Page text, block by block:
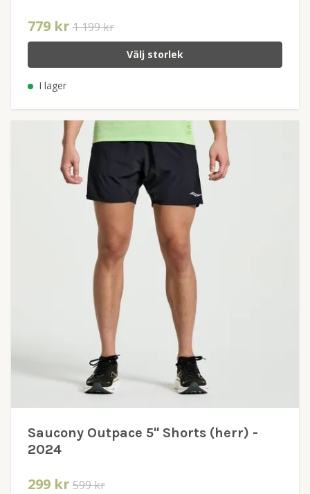
779 kr 1 199 kr
Välj storlek
I lager
Saucony Outpace 5" Shorts (herr) -
2024
299 kr 599 kr